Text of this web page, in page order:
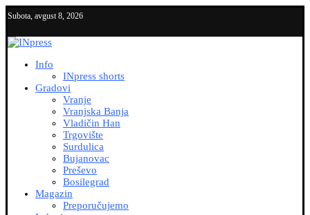
Subota, avgust 8, 2026
Info
INpress shorts
Gradovi
Vranje
Vranjska Banja
Vladičin Han
Trgovište
Surdulica
Bujanovac
Preševo
Bosilegrad
Magazin
Preporučujemo